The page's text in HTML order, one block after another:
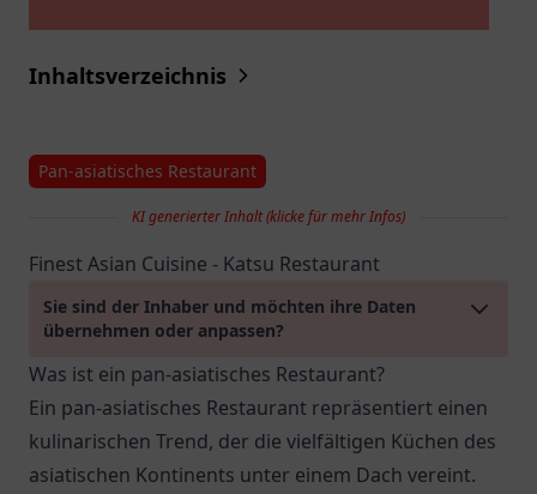
Inhaltsverzeichnis
Pan-asiatisches Restaurant
KI generierter Inhalt (klicke für mehr Infos)
Finest Asian Cuisine - Katsu Restaurant
Sie sind der Inhaber und möchten ihre Daten
übernehmen oder anpassen?
Was ist ein pan-asiatisches Restaurant?
Ein pan-asiatisches Restaurant repräsentiert einen
kulinarischen Trend, der die vielfältigen Küchen des
asiatischen Kontinents unter einem Dach vereint.